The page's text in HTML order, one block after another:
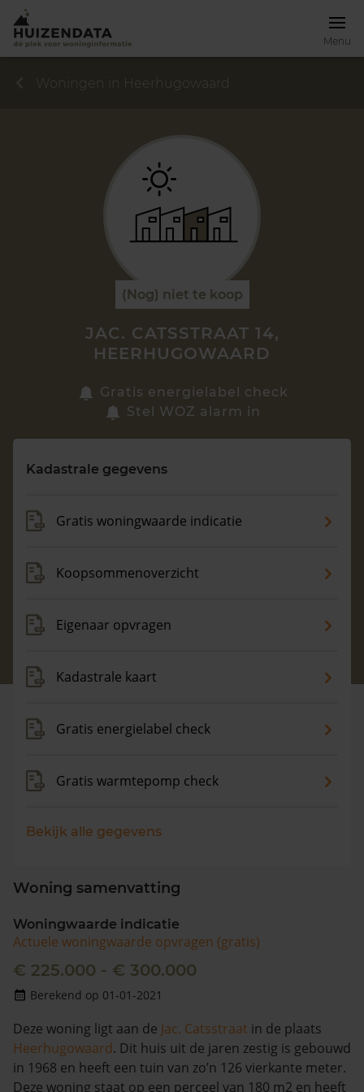
Menu
Vragen? Neem contact met ons op
088 220 4200
Woningen in Heerhugowaard
(Nog) niet te koop
JAC. CATSSTRAAT 14,
HEERHUGOWAARD
Gratis energielabel check
Stel WOZ alarm in
Kadastrale gegevens
Gratis woningwaarde indicatie
Koopsommenoverzicht
Eigenaar opvragen
Kadastrale kaart
Gratis energielabel check
Gratis warmtepomp check
Bekijk alle gegevens
Woning samenvatting
Woningwaarde indicatie
Actuele woningwaarde opvragen (gratis)
€ 225.000 - € 300.000
Berekend op 01-01-2021
Deze woning ligt aan de Jac. Catsstraat in de plaats
Heerhugowaard. Dit huis uit de jaren zestig is gebouwd
in 1968 en heeft een tuin van zo’n 126 vierkante meter.
Deze woning staat op een perceel van 180 m2 en heeft